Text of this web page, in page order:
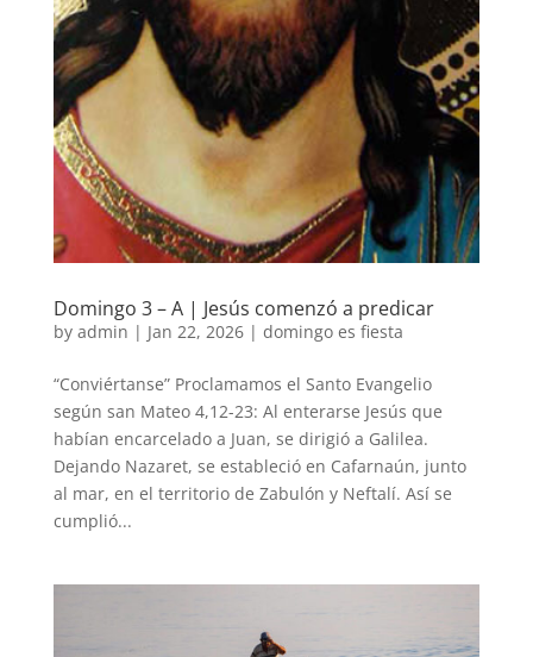
Domingo 3 – A | Jesús comenzó a predicar
by admin | Jan 22, 2026| domingo es fiesta
“Conviértanse” Proclamamos el Santo Evangelio
según san Mateo 4,12-23: Al enterarse Jesús que
habían encarcelado a Juan, se dirigió a Galilea.
Dejando Nazaret, se estableció en Cafarnaún, junto
al mar, en el territorio de Zabulón y Neftalí. Así se
cumplió...